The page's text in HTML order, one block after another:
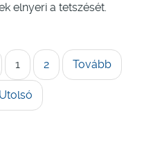
elnyeri a tetszését.
1 2 Tovább
Utolsó